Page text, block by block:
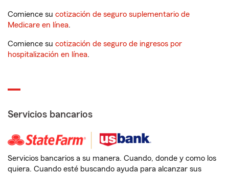
Comience su cotización de seguro suplementario de
Medicare en línea.
Comience su cotización de seguro de ingresos por
hospitalización en línea.
Servicios bancarios
Servicios bancarios a su manera. Cuando, donde y como los
quiera. Cuando esté buscando ayuda para alcanzar sus